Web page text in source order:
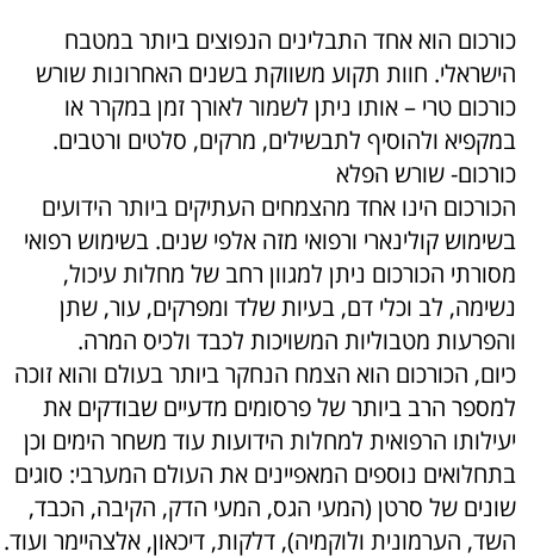
כורכום הוא אחד התבלינים הנפוצים ביותר במטבח
הישראלי. חוות תקוע משווקת בשנים האחרונות שורש
כורכום טרי – אותו ניתן לשמור לאורך זמן במקרר או
במקפיא ולהוסיף לתבשילים, מרקים, סלטים ורטבים.
כורכום- שורש הפלא
הכורכום הינו אחד מהצמחים העתיקים ביותר הידועים
בשימוש קולינארי ורפואי מזה אלפי שנים. בשימוש רפואי
מסורתי הכורכום ניתן למגוון רחב של מחלות עיכול,
נשימה, לב וכלי דם, בעיות שלד ומפרקים, עור, שתן
והפרעות מטבוליות המשויכות לכבד ולכיס המרה.
כיום, הכורכום הוא הצמח הנחקר ביותר בעולם והוא זוכה
למספר הרב ביותר של פרסומים מדעיים שבודקים את
יעילותו הרפואית למחלות הידועות עוד משחר הימים וכן
בתחלואים נוספים המאפיינים את העולם המערבי: סוגים
שונים של סרטן (המעי הגס, המעי הדק, הקיבה, הכבד,
השד, הערמונית ולוקמיה), דלקות, דיכאון, אלצהיימר ועוד.